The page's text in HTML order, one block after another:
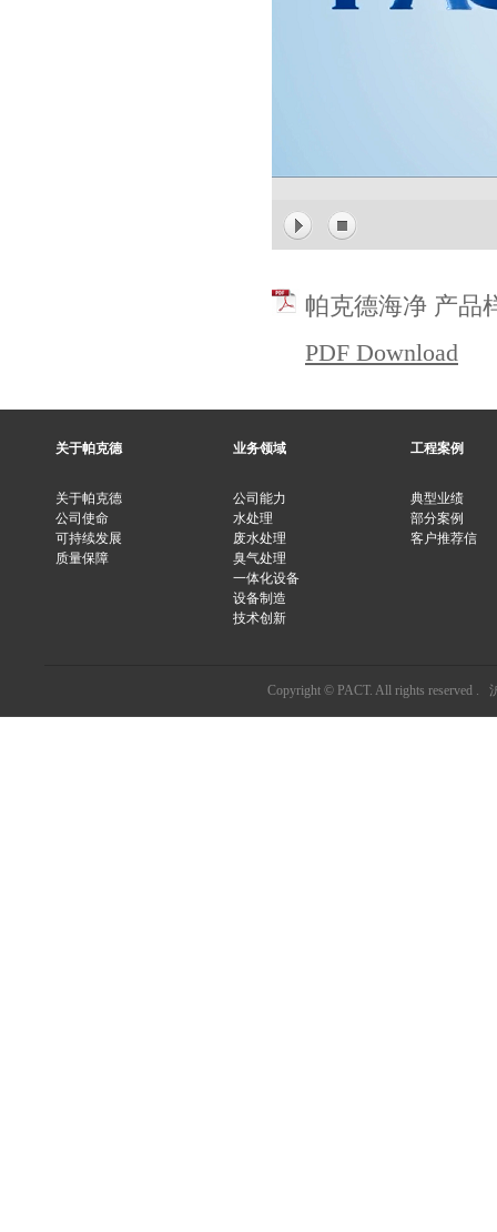
帕克德海净 产品
PDF Download
关于帕克德
关于帕克德
公司使命
可持续发展
质量保障
业务领域
公司能力
水处理
废水处理
臭气处理
一体化设备
设备制造
技术创新
工程案例
典型业绩
部分案例
客户推荐信
Copyright © PACT. All rights reserved .